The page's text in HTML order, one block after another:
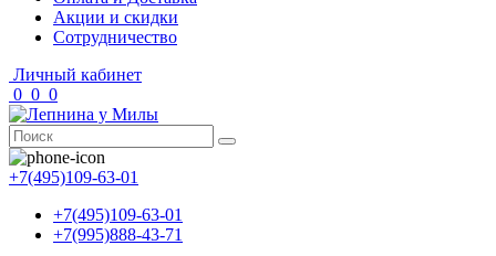
Акции и скидки
Cотрудничество
Личный кабинет
0 0 0
+7(495)109-63-01
+7(495)109-63-01
+7(995)888-43-71